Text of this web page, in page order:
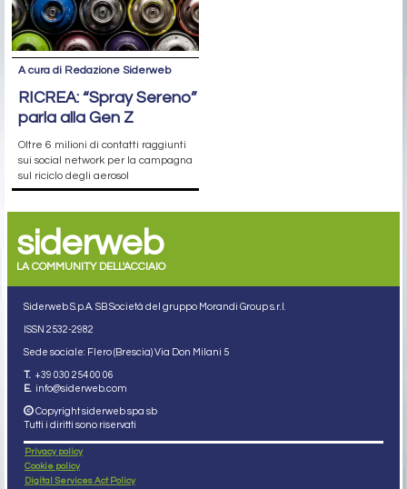
A cura di Redazione Siderweb
RICREA: “Spray Sereno”
parla alla Gen Z
Oltre 6 milioni di contatti raggiunti
sui social network per la campagna
sul riciclo degli aerosol
siderweb
LA COMMUNITY DELL'ACCIAIO
Siderweb S.p.A. SB Società del gruppo Morandi Group s.r.l.
ISSN 2532-2982
Sede sociale: Flero (Brescia) Via Don Milani 5
T. +39 030 254 00 06
E. info@siderweb.com
Copyright siderweb spa sb
Tutti i diritti sono riservati
Privacy policy
Cookie policy
Digital Services Act Policy